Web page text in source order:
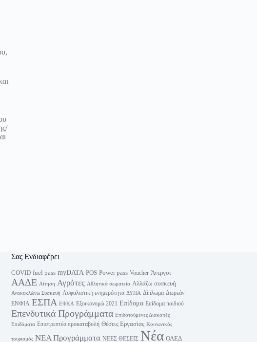
Σας Ενδιαφέρει
COVID fuel pass myDATA POS Power pass Voucher Άνεργοι
ΑΑΔΕ Αίτηση Αγρότες Αθλητικά σωματεία Αλλάζω συσκευή
Ανακυκλώνω Συσκευή Ασφαλιστική ενημερότητα ΔΥΠΑ Δίπλωμα Δωρεάν
ΕΝΦΙΑ ΕΣΠΑ ΕΦΚΑ Εξοικονομώ 2021 Επίδομα Επίδομα παιδιού
Επενδυτικά Προγράμματα Επιδοτούμενες Διακοπές
Επιδόματα Επιστρεπτέα προκαταβολή Θέσεις Εργασίας Κοινωνικός
τουρισμός ΝΕΑ Προγράμματα ΝΕΕΣ ΘΕΣΕΙΣ Νέα ΟΑΕΔ